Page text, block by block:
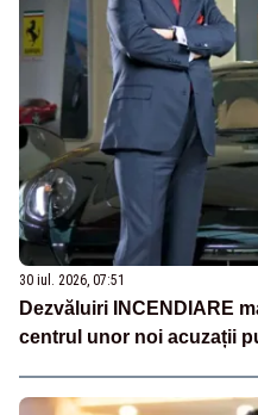
30 iul. 2026, 07:51
Dezvăluiri INCENDIARE
centrul unor noi acuzații